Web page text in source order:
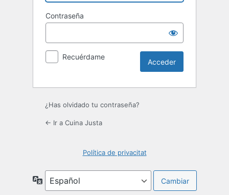
Contraseña
Recuérdame
¿Has olvidado tu contraseña?
← Ir a Cuina Justa
Política de privacitat
Idioma